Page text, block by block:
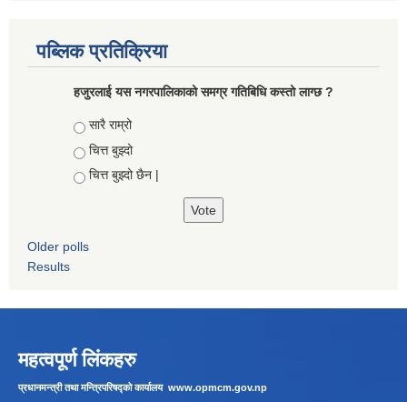
पब्लिक प्रतिक्रिया
हजुरलाई यस नगरपालिकाको समग्र गतिबिधि कस्तो लाग्छ ?
Choices
सारै राम्रो
चित्त बुझ्दो
चित्त बुझ्दो छैन |
Older polls
Results
महत्वपूर्ण लिंकहरु
प्रधानमन्त्री तथा मन्त्रिपरिषद्को कार्यालय www.opmcm.gov.np